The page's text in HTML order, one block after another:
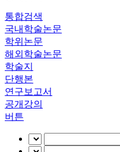
통합검색
국내학술논문
학위논문
해외학술논문
학술지
단행본
연구보고서
공개강의
버튼